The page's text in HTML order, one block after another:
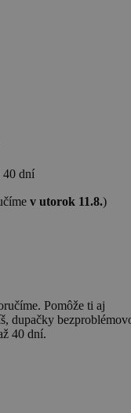
40 dní
v utorok 11.8.)
Pomôže ti aj
dupačky
40 dní.